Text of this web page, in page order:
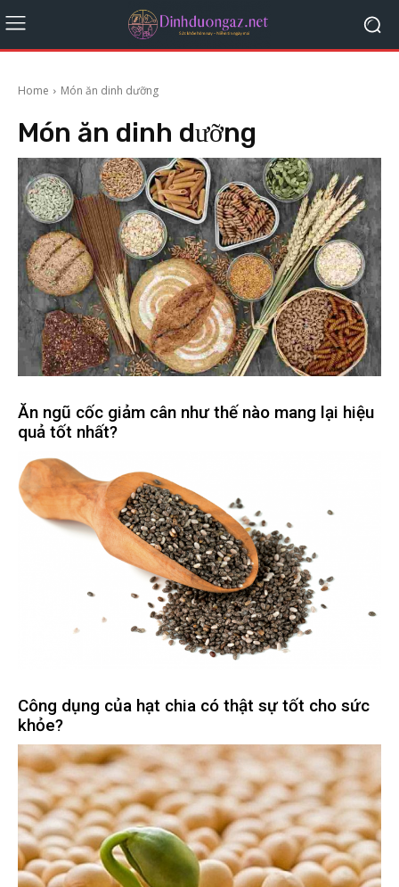
Home Món ăn dinh dưỡng
Món ăn dinh dưỡng
Ăn ngũ cốc giảm cân như thế nào mang lại hiệu
quả tốt nhất?
Công dụng của hạt chia có thật sự tốt cho sức
khỏe?